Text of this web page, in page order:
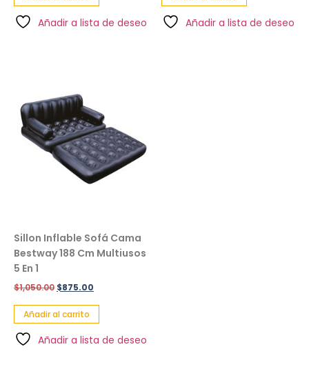
Añadir a lista de deseo Añadir a lista de deseo
Sillon Inflable Sofá Cama
Bestway 188 Cm Multiusos
5 En 1
$1,050.00 $875.00
Añadir al carrito
Añadir a lista de deseo